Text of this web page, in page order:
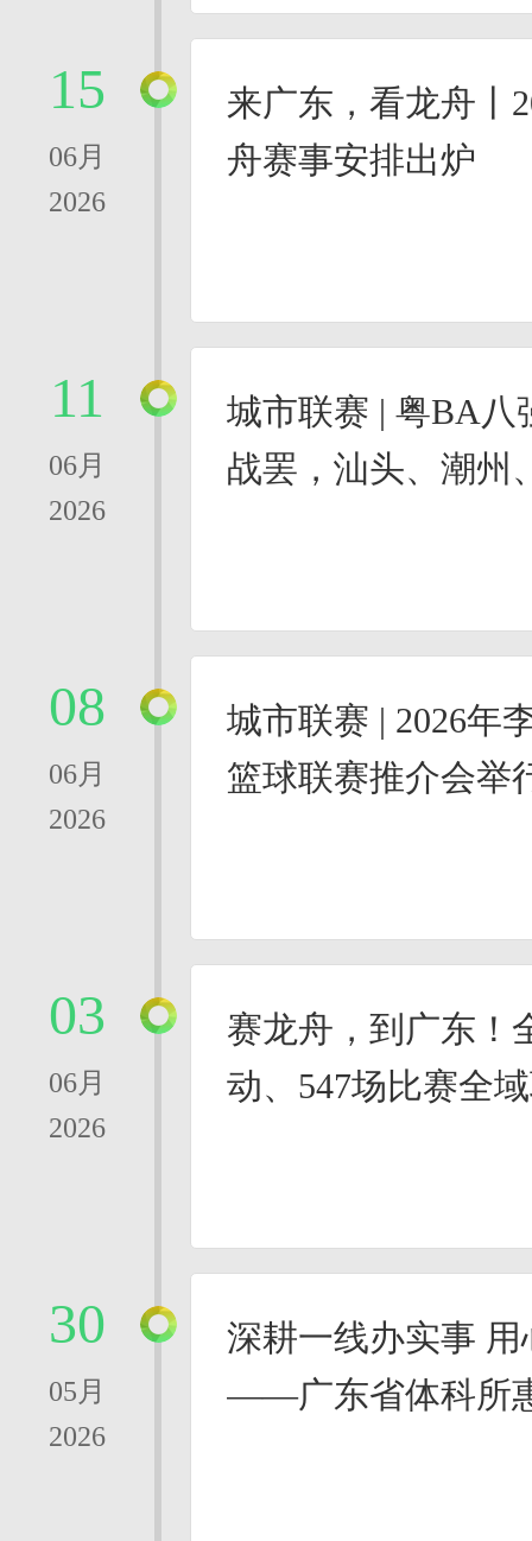
15
06月
2026
来广东，看龙舟丨
舟赛事安排出炉
11
06月
2026
城市联赛 | 粤BA八
战罢，汕头、潮州
08
06月
2026
城市联赛 | 2026年
篮球联赛推介会举
03
06月
2026
赛龙舟，到广东！
动、547场比赛全
30
05月
2026
深耕一线办实事
——广东省体科所